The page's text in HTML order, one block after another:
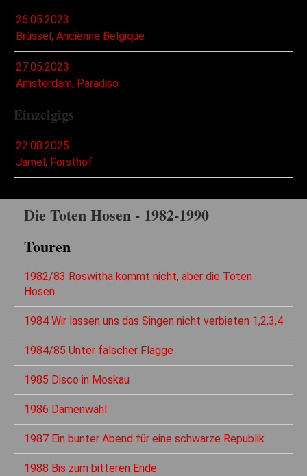
26.05.2023
Brüssel, Ancienne Belgique
27.05.2023
Amsterdam, Paradiso
Einzelgigs
22.08.2025
Jamel, Forsthof
Die Toten Hosen - 1982-1990
Touren
1982/83 Roswitha kommt nicht, aber die Toten
Hosen
1984 Wir lassen uns das Singen nicht verbieten 1,2,3,4
1984/85 Unter falscher Flagge
1985 Disco in Moskau
1986 Damenwahl
1987 Ein bunter Abend für eine schwarze Republik
1988 Bis zum bitteren Ende